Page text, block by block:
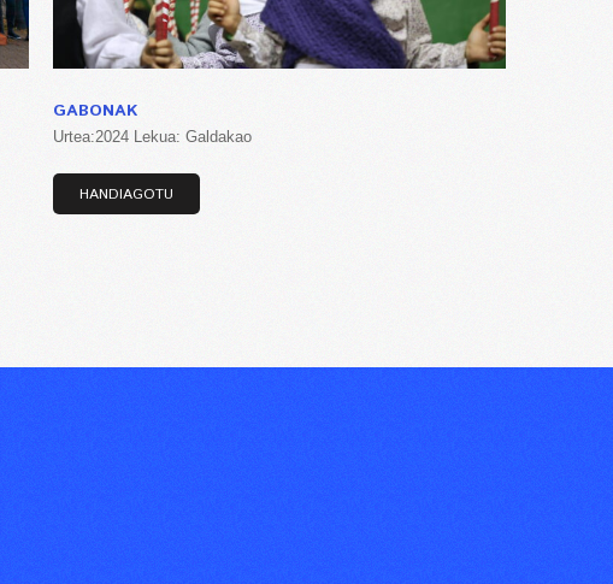
GABONAK
Urtea:2024 Lekua: Galdakao
HANDIAGOTU